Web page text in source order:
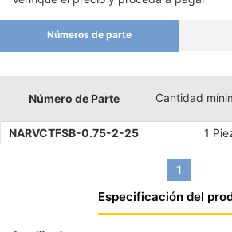
Números de parte
Número de Parte Cantidad
NARVCTFSB-0.75-2-25 1
1
Especificación del